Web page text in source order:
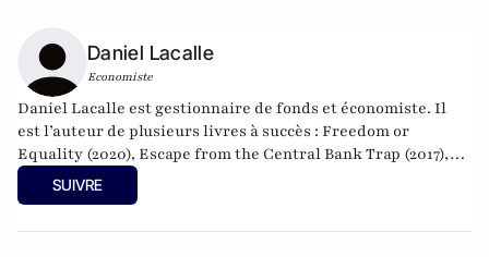
Daniel Lacalle
Economiste
Daniel Lacalle est gestionnaire de fonds et économiste. Il
est l’auteur de plusieurs livres à succès : Freedom or
Equality (2020), Escape from the Central Bank Trap (2017),
The Energy World Is Flat (2015) et Life in the Financial
Markets (2014). Titulaire d’un doctorat, il est également
SUIVRE